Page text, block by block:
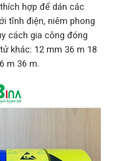
hợp để dán các
tĩnh điện, niêm phong
cách gia công đóng
khác: 12 mm 36 m 18
m 36 m.